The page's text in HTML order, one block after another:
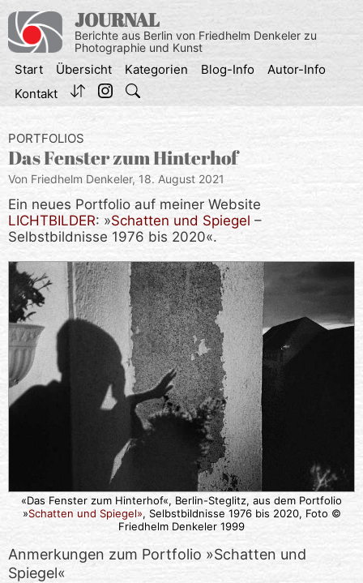
Inhalt
springen
JOURNAL
Berichte aus Berlin von Friedhelm Denkeler zu
Photographie und Kunst
Start Übersicht Kategorien Blog-Info
Autor-Info
Kontakt
PORTFOLIOS
Das Fenster zum Hinterhof
Von Friedhelm Denkeler, 18. August 2021
Ein neues Portfolio auf meiner Website
LICHTBILDER: »Schatten und Spiegel –
Selbstbildnisse 1976 bis 2020«.
«Das Fenster zum Hinterhof«, Berlin-Steglitz, aus dem Portfolio
»Schatten und Spiegel», Selbstbildnisse 1976 bis 2020, Foto ©
Friedhelm Denkeler 1999
Anmerkungen zum Portfolio »Schatten und
Spiegel«